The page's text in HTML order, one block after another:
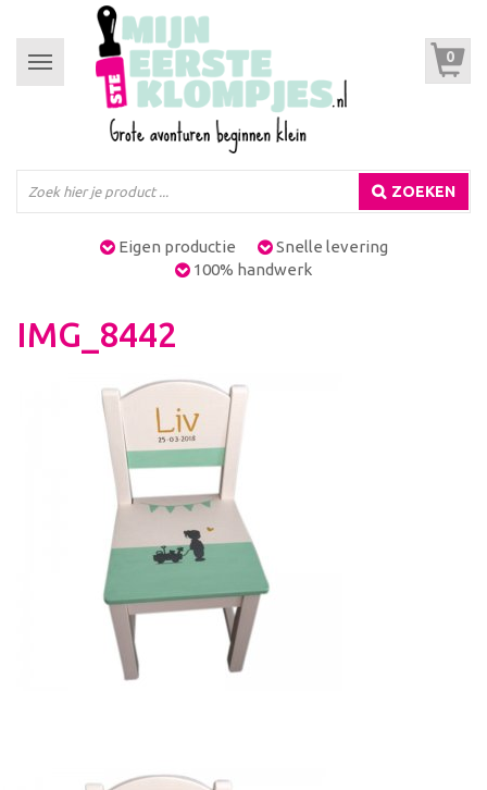
Toggle
navigation
0
ZOEKEN
Eigen productie
Snelle levering
100% handwerk
IMG_8442